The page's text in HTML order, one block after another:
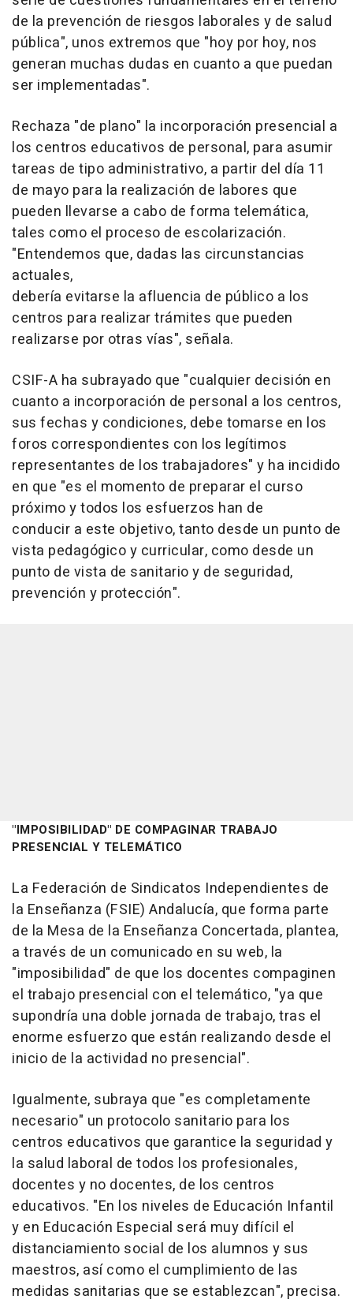
de la prevención de riesgos laborales y de salud
pública", unos extremos que "hoy por hoy, nos
generan muchas dudas en cuanto a que puedan
ser implementadas".
Rechaza "de plano" la incorporación presencial a
los centros educativos de personal, para asumir
tareas de tipo administrativo, a partir del día 11
de mayo para la realización de labores que
pueden llevarse a cabo de forma telemática,
tales como el proceso de escolarización.
"Entendemos que, dadas las circunstancias
actuales,
debería evitarse la afluencia de público a los
centros para realizar trámites que pueden
realizarse por otras vías", señala.
CSIF-A ha subrayado que "cualquier decisión en
cuanto a incorporación de personal a los centros,
sus fechas y condiciones, debe tomarse en los
foros correspondientes con los legítimos
representantes de los trabajadores" y ha incidido
en que "es el momento de preparar el curso
próximo y todos los esfuerzos han de
conducir a este objetivo, tanto desde un punto de
vista pedagógico y curricular, como desde un
punto de vista de sanitario y de seguridad,
prevención y protección".
"IMPOSIBILIDAD" DE COMPAGINAR TRABAJO
PRESENCIAL Y TELEMÁTICO
La Federación de Sindicatos Independientes de
la Enseñanza (FSIE) Andalucía, que forma parte
de la Mesa de la Enseñanza Concertada, plantea,
a través de un comunicado en su web, la
"imposibilidad" de que los docentes compaginen
el trabajo presencial con el telemático, "ya que
supondría una doble jornada de trabajo, tras el
enorme esfuerzo que están realizando desde el
inicio de la actividad no presencial".
Igualmente, subraya que "es completamente
necesario" un protocolo sanitario para los
centros educativos que garantice la seguridad y
la salud laboral de todos los profesionales,
docentes y no docentes, de los centros
educativos. "En los niveles de Educación Infantil
y en Educación Especial será muy difícil el
distanciamiento social de los alumnos y sus
maestros, así como el cumplimiento de las
medidas sanitarias que se establezcan", precisa.